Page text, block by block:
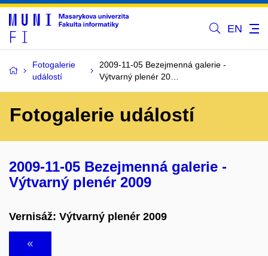
EN
Fotogalerie
událostí
2009-11-05 Bezejmenná galerie -
Výtvarný plenér 20…
Fotogalerie událostí
2009-11-05 Bezejmenná galerie -
Výtvarný plenér 2009
Vernisáž: Výtvarný plenér 2009